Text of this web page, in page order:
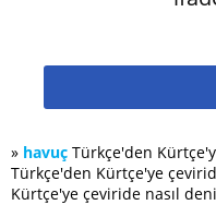
» havuç Türkçe'den
Türkçe'den Kürtçe'ye
Kürtçe'ye çeviride nasıl